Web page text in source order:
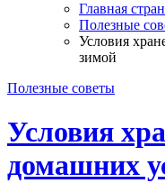
Главная
Полезные
Условия
зимой
Полезные советы
Условия
домашних